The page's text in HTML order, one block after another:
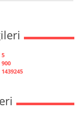
5
900
1439245